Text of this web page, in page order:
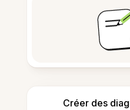
Créer des